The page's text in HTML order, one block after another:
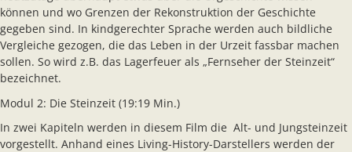
können und wo Grenzen der Rekonstruktion der Geschichte
gegeben sind. In kindgerechter Sprache werden auch bildliche
Vergleiche gezogen, die das Leben in der Urzeit fassbar machen
sollen. So wird z.B. das Lagerfeuer als „Fernseher der Steinzeit“
bezeichnet.
Modul 2: Die Steinzeit (19:19 Min.)
In zwei Kapiteln werden in diesem Film die Alt- und Jungsteinzeit
vorgestellt. Anhand eines Living-History-Darstellers werden der